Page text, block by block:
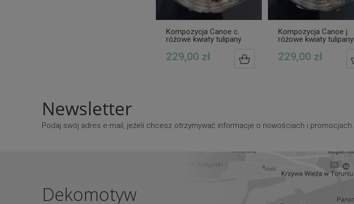
Kompozycja Canoe c.
różowe kwiaty tulipany
229,00 zł DO KOSZYKA
Kompozycja Canoe j.
różowe kwiaty tulipany
229,00 zł
Newsletter
Podaj swój adres e-mail, jeżeli chcesz otrzymywać informacje o nowościach i promocjach.
Dekomotyw